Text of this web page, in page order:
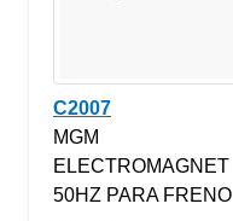
C2007
MGM
ELECTROMAGNET
50HZ PARA FRENO